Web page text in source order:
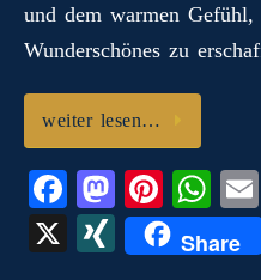
und dem warmen Gefühl,
Wunderschönes zu
weiter lesen…
Fa
ce
bo
M
as
to
Pi
nt
er
W
ha
ts
X
X
Share